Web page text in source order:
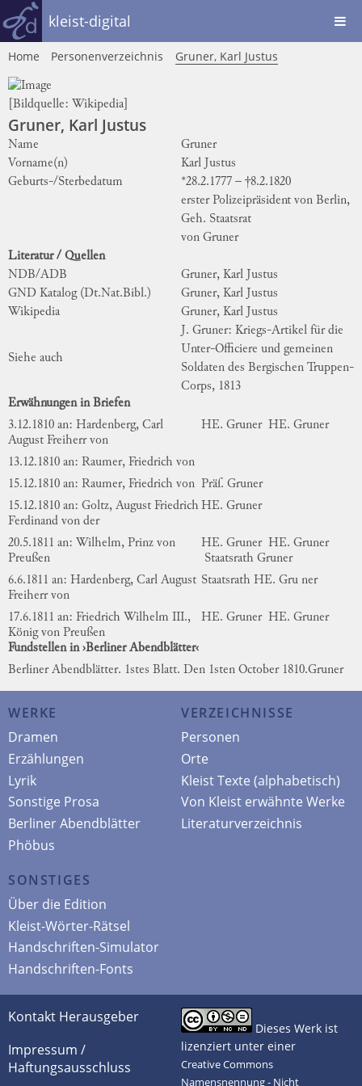
kleist-digital
Home Personenverzeichnis Gruner, Karl Justus
[Bildquelle: Wikipedia
Gruner, Karl Justus
Name
Gruner
Vorname(n)
Karl Justus
Geburts-/Sterbedatum
*28.2.1777 – †8.2.1820
erster Polizeipräsident von Berlin,
Geh. Staatsrat
von Gruner
Literatur / Quellen
NDB/ADB
Gruner, Karl Justus
GND Katalog (Dt.Nat.Bibl.)
Gruner, Karl Justus
Wikipedia
Gruner, Karl Justus
Siehe auch
J. Gruner: Kriegs-Artikel für die
Unter-Officiere und gemeinen
Soldaten des Bergischen Truppen-
Corps, 1813
Erwähnungen in Briefen
3.12.1810 an: Hardenberg, Carl
August Freiherr von
HE. Gruner HE. Gruner
13.12.1810 an: Raumer, Friedrich von
15.12.1810 an: Raumer, Friedrich von Präſ. Gruner
15.12.1810 an: Goltz, August Friedrich
Ferdinand von der
HE. Gruner
20.5.1811 an: Wilhelm, Prinz von
Preußen
HE. Gruner HE. Gruner
Staatsrath Gruner
6.6.1811 an: Hardenberg, Carl August
Freiherr von
Staatsrath HE. Gru ner
17.6.1811 an: Friedrich Wilhelm III.,
König von Preußen
HE. Gruner HE. Gruner
Fundstellen in ›Berliner Abendblätter‹
Berliner Abendblätter. 1stes Blatt. Den 1sten October 1810.Gruner
WERKE
Dramen
Erzählungen
Lyrik
Sonstige Prosa
Berliner Abendblätter
Phöbus
VERZEICHNISSE
Personen
Orte
Kleist Texte (alphabetisch)
Von Kleist erwähnte Werke
Literaturverzeichnis
SONSTIGES
Über die Edition
Kleist-Wörter-Rätsel
Handschriften-Simulator
Handschriften-Fonts
Kontakt Herausgeber
Impressum /
Haftungsausschluss
Dieses Werk ist
lizenziert unter einer
Creative Commons
Namensnennung - Nicht